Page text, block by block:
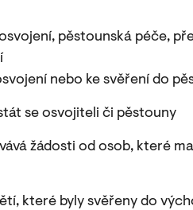
pěstounská péče,
nebo ke svěření do
se osvojiteli či pěstouny
žádosti od osob, které
které byly svěřeny do